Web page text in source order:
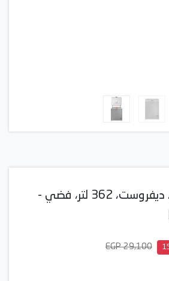
فريزر أفقي بيكو، ديفروست، 362 لتر، فضي -
29,100 EGP